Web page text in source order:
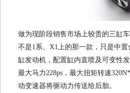
做为现阶段销售市场上较贵的三缸
不是1系、X1上的那一款，只是中
缸发动机，配置缸内直喷及可变性
最大马力228ps，最大扭矩转速
动变速器将驱动力传送给后胎。